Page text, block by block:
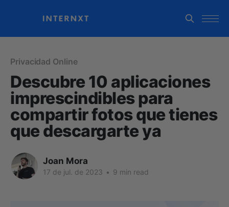
Privacidad Online
Descubre 10 aplicaciones
imprescindibles para
compartir fotos que tienes
que descargarte ya
Joan Mora
17 de jul. de 2023 • 9 min read